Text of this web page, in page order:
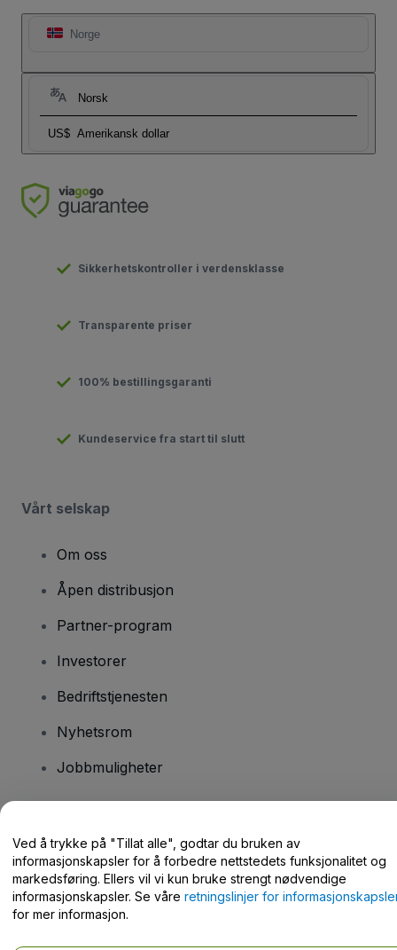
Norge
Norsk
US$ Amerikansk dollar
Sikkerhetskontroller i verdensklasse
Transparente priser
100% bestillingsgaranti
Kundeservice fra start til slutt
Vårt selskap
Om oss
Åpen distribusjon
Partner-program
Investorer
Bedriftstjenesten
Nyhetsrom
Jobbmuligheter
Hjelpesenter / kontakt oss
Ved å trykke på "Tillat alle", godtar du bruken av
informasjonskapsler for å forbedre nettstedets funksjonalitet og
markedsføring. Ellers vil vi kun bruke strengt nødvendige
informasjonskapsler. Se våre retningslinjer for
for mer informasjon.